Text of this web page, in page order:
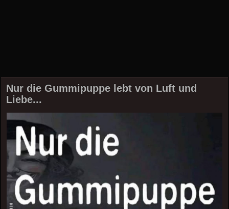
Nur die Gummipuppe lebt von Luft und
Liebe...